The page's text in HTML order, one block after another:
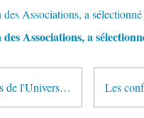
Associations, a
Les portes ouvertes des Artistes de l'Université d'Anchin